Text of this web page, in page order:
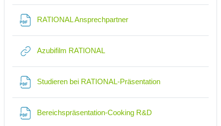
RATIONAL Ansprechpartner
Azubifilm RATIONALLink/URL
Studieren bei RATIONAL-Präsentation
Bereichspräsentation-Cooking R&D